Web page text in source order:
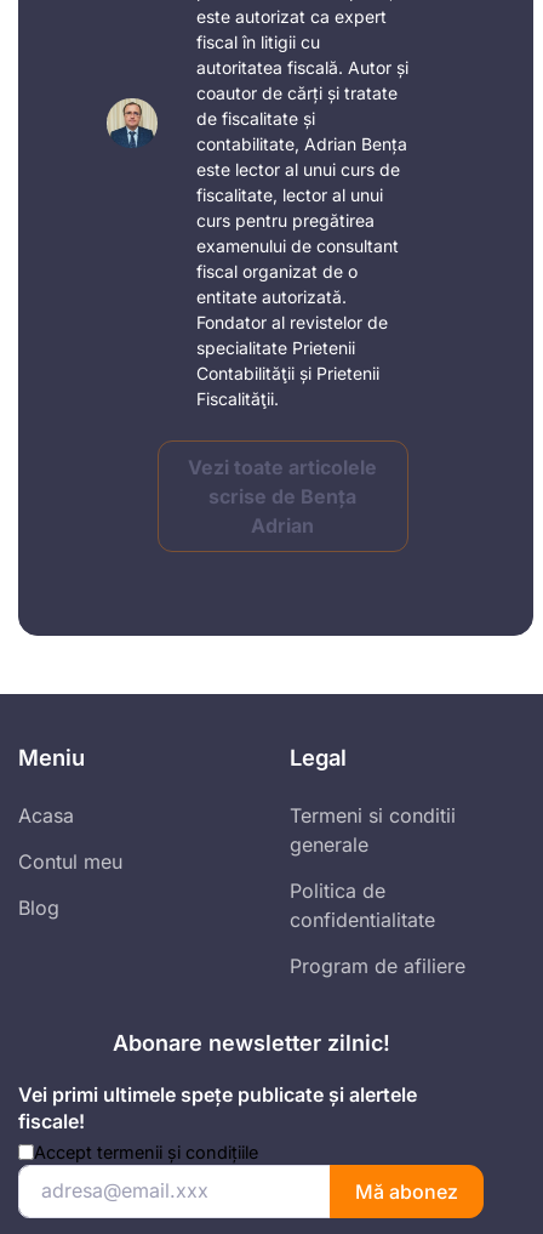
este autorizat ca expert
fiscal în litigii cu
autoritatea fiscală. Autor și
coautor de cărți și tratate
de fiscalitate și
contabilitate, Adrian Bența
este lector al unui curs de
fiscalitate, lector al unui
curs pentru pregătirea
examenului de consultant
fiscal organizat de o
entitate autorizată.
Fondator al revistelor de
specialitate Prietenii
Contabilităţii și Prietenii
Fiscalităţii.
Vezi toate articolele
scrise de Bența
Adrian
Meniu
Acasa
Contul meu
Blog
Legal
Termeni si conditii
generale
Politica de
confidentialitate
Program de afiliere
Abonare newsletter zilnic!
Vei primi ultimele spețe publicate și alertele
fiscale!
Accept termenii și condițiile
Mă abonez